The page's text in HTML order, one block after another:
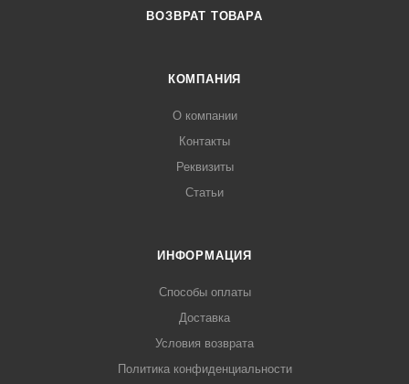
ВОЗВРАТ ТОВАРА
КОМПАНИЯ
О компании
Контакты
Реквизиты
Статьи
ИНФОРМАЦИЯ
Способы оплаты
Доставка
Условия возврата
Политика конфиденциальности